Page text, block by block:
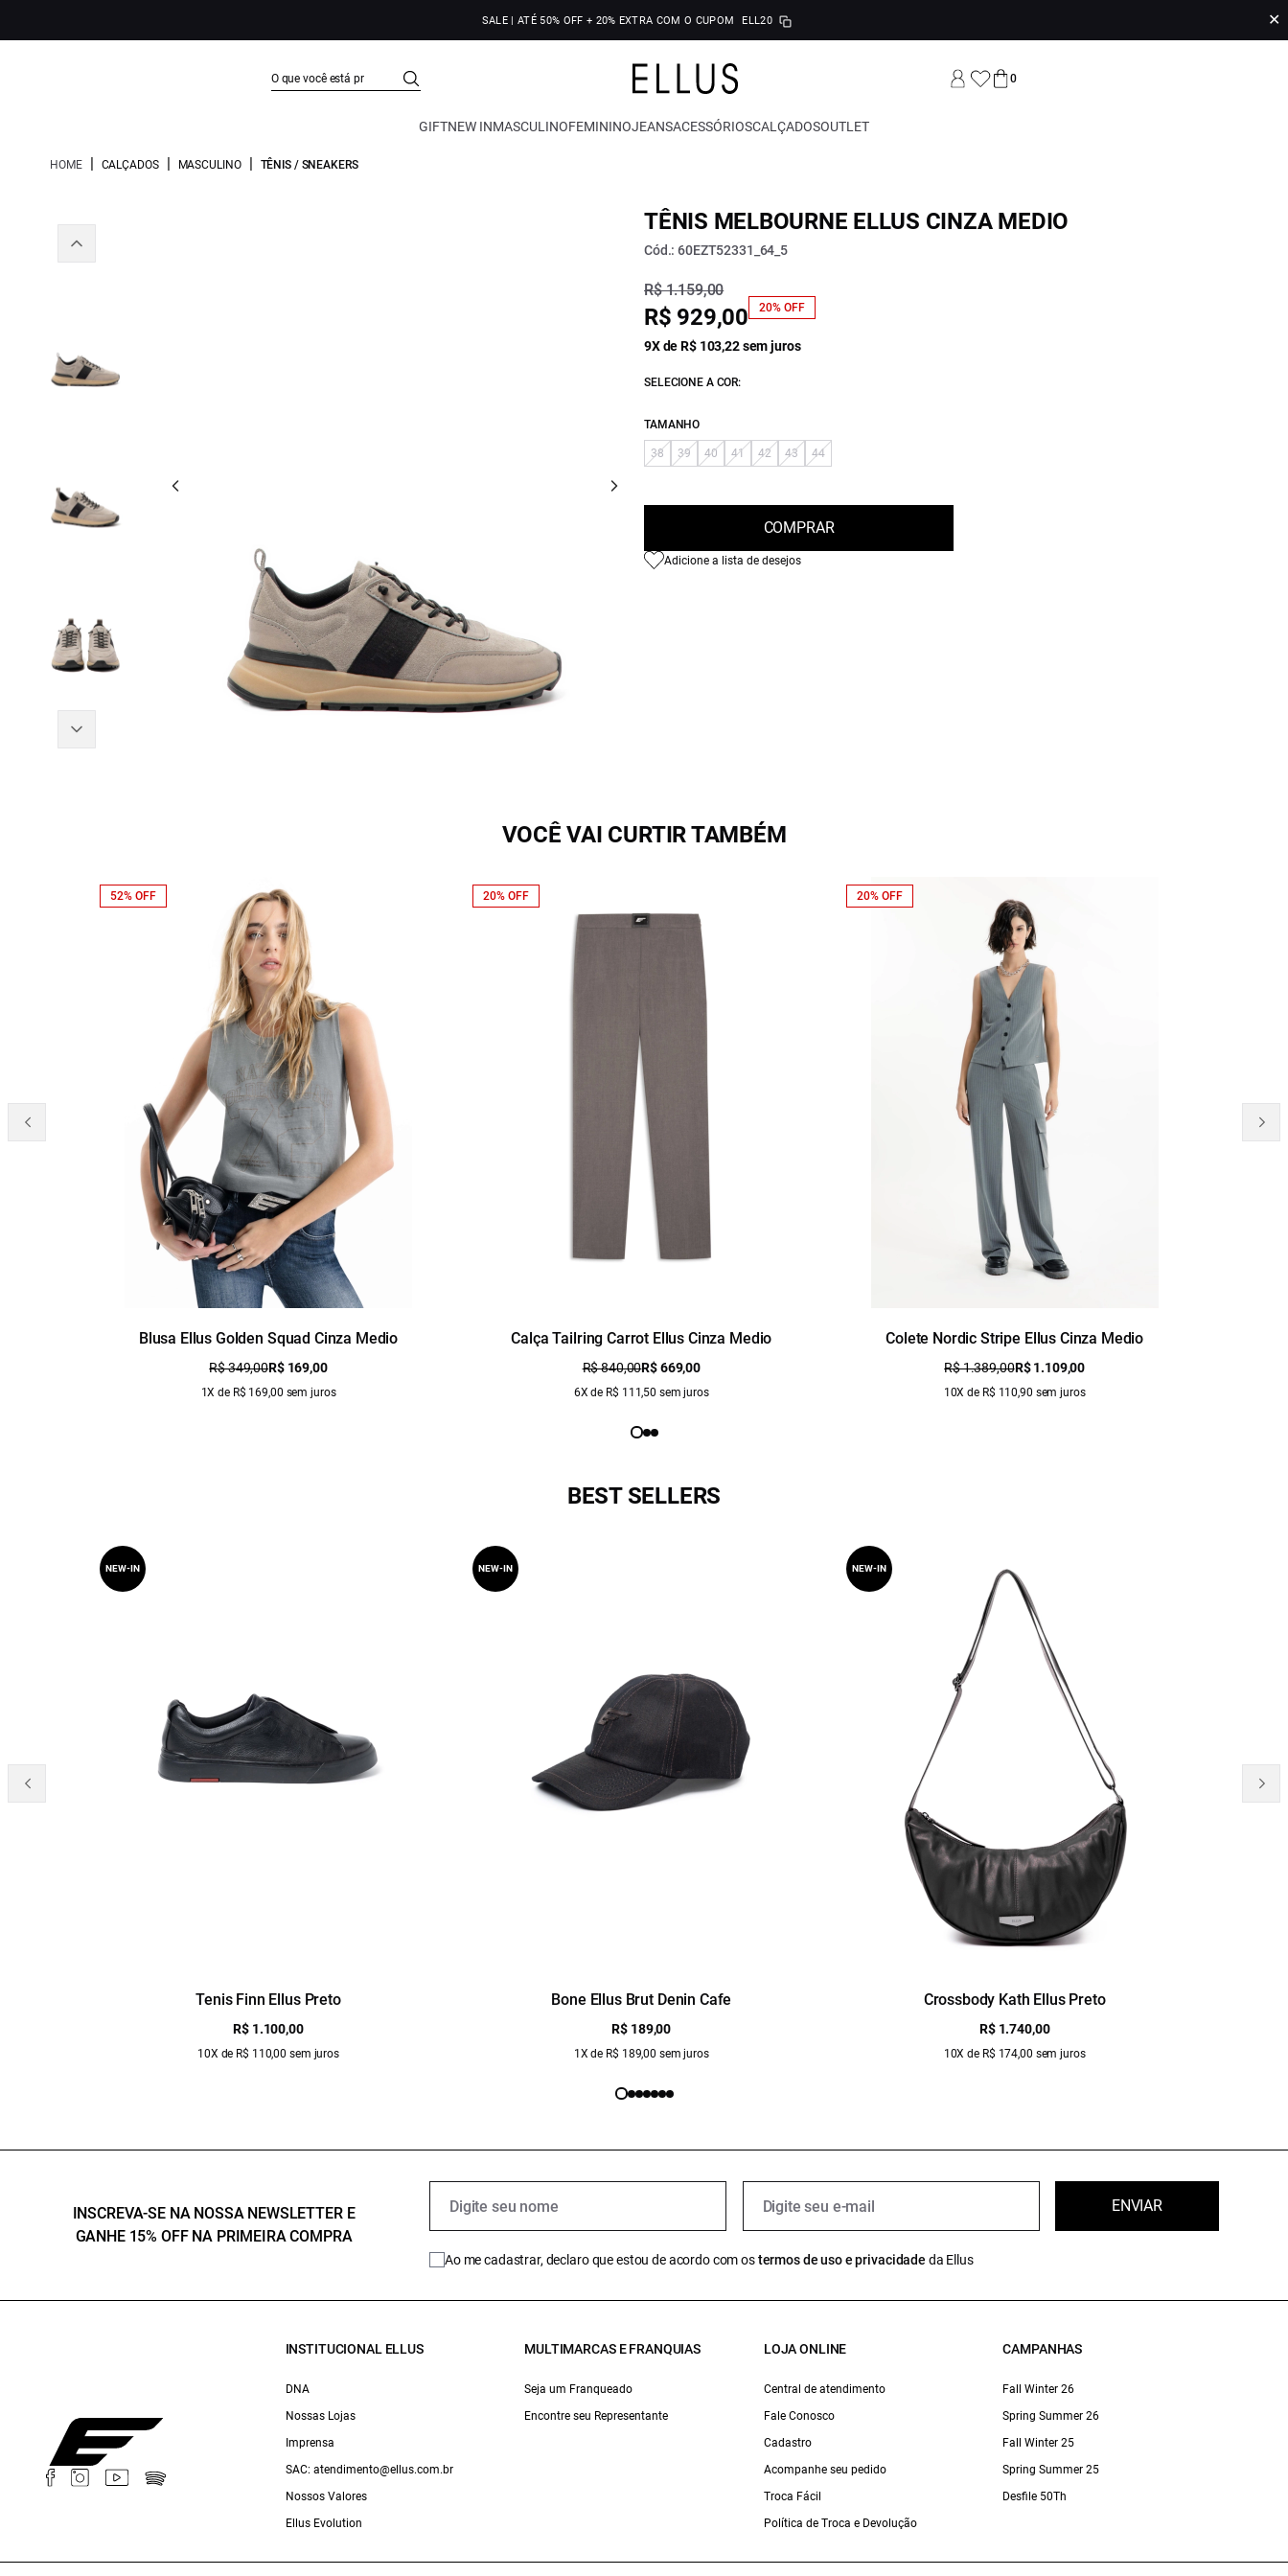
SALE | ATÉ 50% OFF + 20% EXTRA COM O CUPOM ELL20 ✕
0
GIFTNEW INMASCULINOFEMININOJEANSACESSÓRIOSCALÇADOSOUTLET
HOME | CALÇADOS | MASCULINO | TÊNIS / SNEAKERS
TÊNIS MELBOURNE ELLUS CINZA MEDIO
Cód.: 60EZT52331_64_5
R$ 1.159,00
R$ 929,00 20% OFF
9X de R$ 103,22 sem juros
SELECIONE A COR:
TAMANHO
38 39 40 41 42 43 44
COMPRAR
Adicione a lista de desejos
VOCÊ VAI CURTIR TAMBÉM
Blusa Ellus Golden Squad Cinza Medio
R$ 349,00R$ 169,00
1X de R$ 169,00 sem juros
52% OFF
Calça Tailring Carrot Ellus Cinza Medio
R$ 840,00R$ 669,00
6X de R$ 111,50 sem juros
20% OFF
Colete Nordic Stripe Ellus Cinza Medio
R$ 1.389,00R$ 1.109,00
10X de R$ 110,90 sem juros
20% OFF
BEST SELLERS
Tenis Finn Ellus Preto
R$ 1.100,00
10X de R$ 110,00 sem juros
NEW-IN
Bone Ellus Brut Denin Cafe
R$ 189,00
1X de R$ 189,00 sem juros
NEW-IN
Crossbody Kath Ellus Preto
R$ 1.740,00
10X de R$ 174,00 sem juros
NEW-IN
INSCREVA-SE NA NOSSA NEWSLETTER E
GANHE 15% OFF NA PRIMEIRA COMPRA
ENVIAR
Ao me cadastrar, declaro que estou de acordo com ostermos de uso e privacidade da Ellus
INSTITUCIONAL ELLUS
DNA
Nossas Lojas
Imprensa
SAC: atendimento@ellus.com.br
Nossos Valores
Ellus Evolution
MULTIMARCAS E FRANQUIAS
Seja um Franqueado
Encontre seu Representante
LOJA ONLINE
Central de atendimento
Fale Conosco
Cadastro
Acompanhe seu pedido
Troca Fácil
Política de Troca e Devolução
CAMPANHAS
Fall Winter 26
Spring Summer 26
Fall Winter 25
Spring Summer 25
Desfile 50Th